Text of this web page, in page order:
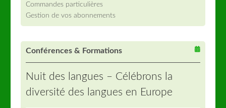
Commandes particulières
Gestion de vos abonnements
Conférences & Formations
Nuit des langues – Célébrons la
diversité des langues en Europe